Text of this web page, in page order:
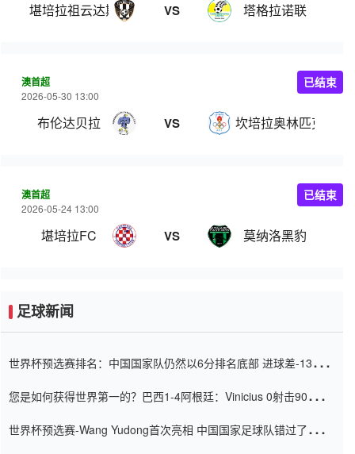
堪培拉祖云达斯 VS 塔格拉诺联
澳首超
2026-05-30 13:00
布伦达贝拉 VS 坎培拉奥林匹克
已结束
澳首超
2026-05-24 13:00
堪培拉FC VS 莫纳洛黑豹
已结束
足球新闻
世界杯预选赛排名：中国国家队仍然以6分排名底部 进球差-13令人
您是如何获得世界第一的？巴西1-4阿根廷：Vinicius 0射击90分钟
世界杯预选赛-Wang Yudong首次亮相 中国国家足球队错过了世界